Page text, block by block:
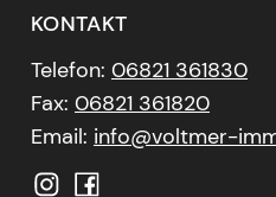
KONTAKT
Telefon: 06821 361830
Fax: 06821 361820
Email: info@voltmer-